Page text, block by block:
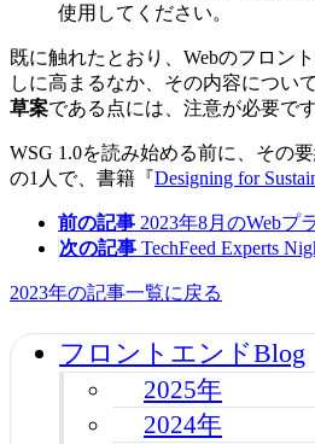
使用してください。
既に触れたとおり、Webのフロン
しに高まるなか、その内容につい
草案である点には、注意が必要です
WSG 1.0を読み始める前に、その
の1人で、書籍『Designing for
前の記事 2023年8月のWebプ
次の記事 TechFeed Experts
2023年の記事一覧に戻る
フロントエンドBlog
2025年
2024年